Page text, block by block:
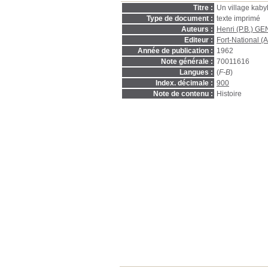
Titre : Un village
Type de document : texte imprimé
Auteurs :
Henri (P.B.)
Editeur :
Fort-National
Année de publication : 1962
Note générale : 70011616
Langues : (F-B)
Index. décimale : 900
Note de contenu :
Histoire